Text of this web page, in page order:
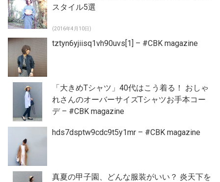
スタイル5選
(2016年4月10日)
tztyn6yjiisq1vh90uvs[1] – #CBK magazine
「大きめTシャツ」40代はこう着る！ おしゃ
れさんのオーバーサイズTシャツお手本コー
デ – #CBK magazine
hds7dsptw9cdc9t5y1mr – #CBK magazine
真夏の甲子園、どんな服装がいい？ 炎天下を